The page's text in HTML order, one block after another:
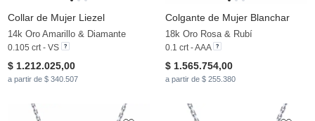
Collar de Mujer Liezel
14k Oro Amarillo & Diamante
0.105 crt - VS
$ 1.212.025,00
a partir de $ 340.507
Colgante de Mujer Blanchar
18k Oro Rosa & Rubí
0.1 crt - AAA
$ 1.565.754,00
a partir de $ 255.380